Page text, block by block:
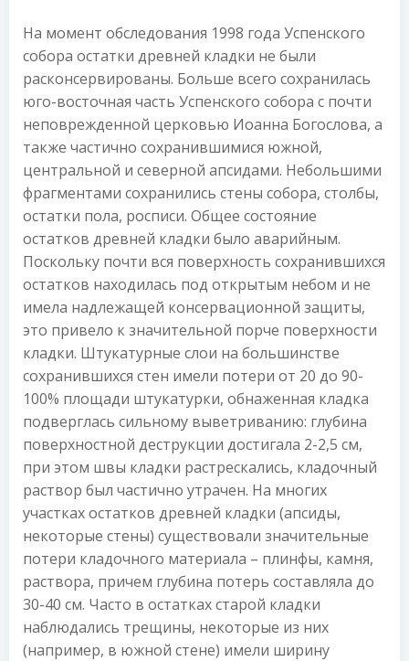
На момент обследования 1998 года Успенского
собора остатки древней кладки не были
расконсервированы. Больше всего сохранилась
юго-восточная часть Успенского собора с почти
неповрежденной церковью Иоанна Богослова, а
также частично сохранившимися южной,
центральной и северной апсидами. Небольшими
фрагментами сохранились стены собора, столбы,
остатки пола, росписи. Общее состояние
остатков древней кладки было аварийным.
Поскольку почти вся поверхность сохранившихся
остатков находилась под открытым небом и не
имела надлежащей консервационной защиты,
это привело к значительной порче поверхности
кладки. Штукатурные слои на большинстве
сохранившихся стен имели потери от 20 до 90-
100% площади штукатурки, обнаженная кладка
подверглась сильному выветриванию: глубина
поверхностной деструкции достигала 2-2,5 см,
при этом швы кладки растрескались, кладочный
раствор был частично утрачен. На многих
участках остатков древней кладки (апсиды,
некоторые стены) существовали значительные
потери кладочного материала – плинфы, камня,
раствора, причем глубина потерь составляла до
30-40 см. Часто в остатках старой кладки
наблюдались трещины, некоторые из них
(например, в южной стене) имели ширину